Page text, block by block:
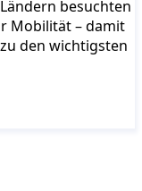
besuchten
Mobilität – damit
den wichtigsten